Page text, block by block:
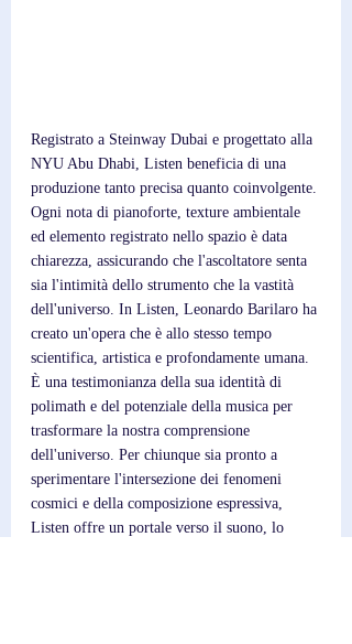
Registrato a Steinway Dubai e progettato alla
NYU Abu Dhabi, Listen beneficia di una
produzione tanto precisa quanto coinvolgente.
Ogni nota di pianoforte, texture ambientale
ed elemento registrato nello spazio è data
chiarezza, assicurando che l'ascoltatore senta
sia l'intimità dello strumento che la vastità
dell'universo. In Listen, Leonardo Barilaro ha
creato un'opera che è allo stesso tempo
scientifica, artistica e profondamente umana.
È una testimonianza della sua identità di
polimath e del potenziale della musica per
trasformare la nostra comprensione
dell'universo. Per chiunque sia pronto a
sperimentare l'intersezione dei fenomeni
cosmici e della composizione espressiva,
Listen offre un portale verso il suono, lo